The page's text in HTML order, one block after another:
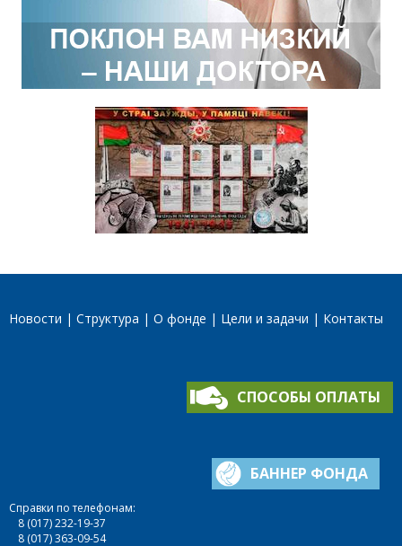
Новости Структура О фонде Цели и задачи Контакты
СПОСОБЫ ОПЛАТЫ
БАННЕР ФОНДА
Справки по телефонам:
8 (017) 232-19-37
8 (017) 363-09-54